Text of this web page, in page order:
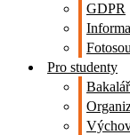
GDPR
Pro studenty